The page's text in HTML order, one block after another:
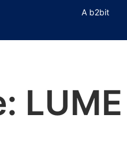
A b2bit
LUME